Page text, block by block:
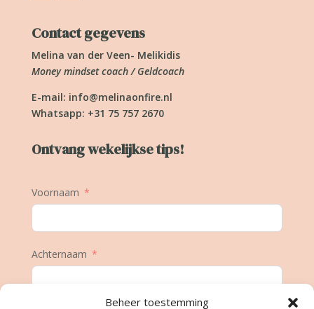
Beheer toestemming
Contact gegevens
Melina van der Veen- Melikidis
Money mindset coach / Geldcoach
E-mail: info@melinaonfire.nl
Whatsapp: +31 75 757 2670
Ontvang wekelijkse tips!
Voornaam
Achternaam